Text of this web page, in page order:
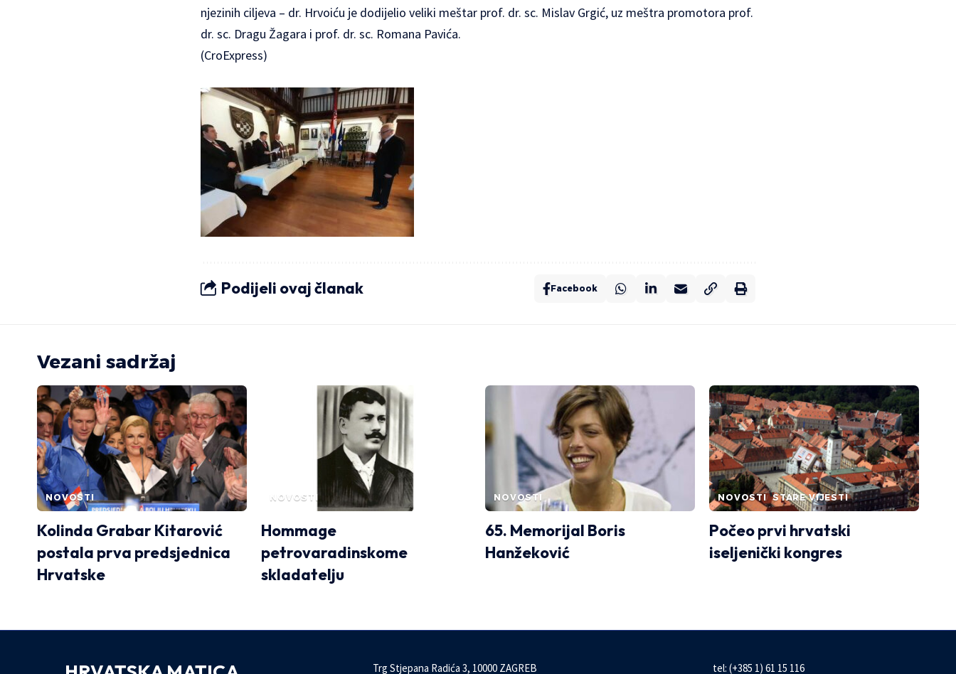
njezinih ciljeva – dr. Hrvoiću je dodijelio veliki meštar prof. dr. sc. Mislav Grgić, uz meštra promotora prof.
dr. sc. Dragu Žagara i prof. dr. sc. Romana Pavića.
(CroExpress)
Podijeli ovaj članak Facebook
Vezani sadržaj
NOVOSTI
Kolinda Grabar Kitarović
postala prva predsjednica
Hrvatske
NOVOSTI
Hommage
petrovaradinskome
skladatelju
NOVOSTI
65. Memorijal Boris
Hanžeković
NOVOSTI STARE VIJESTI
Počeo prvi hrvatski
iseljenički kongres
Trg Stjepana Radića 3, 10000 ZAGREB tel: (+385 1) 61 15 116